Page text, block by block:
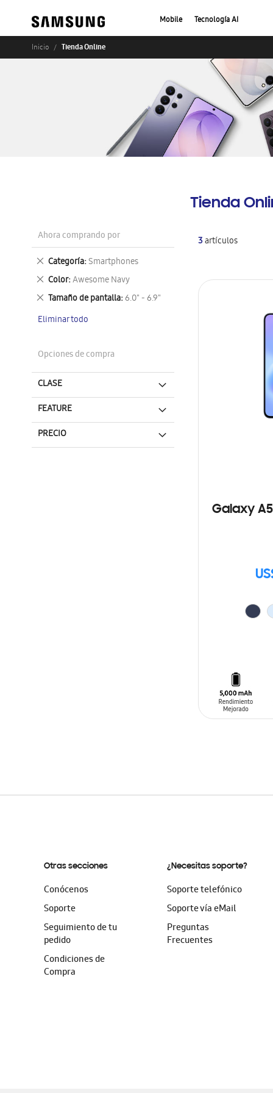
Mobile Tecnología AI
Inicio Tienda Online
Tienda
3artículos
Galaxy
Ahora comprando por
Categoría Smartphones
Eliminar
este
artículo
Color Awesome Navy
Eliminar
este
artículo
Tamaño de pantalla 6.0" - 6.9"
Eliminar
artículo
Eliminar todo
Opciones de compra
CLASE
FEATURE
PRECIO
Otras secciones
Conócenos
Soporte
Seguimiento de tu
pedido
Condiciones de
Compra
¿Necesitas soporte?
Soporte telefónico
Soporte vía eMail
Preguntas
Frecuentes